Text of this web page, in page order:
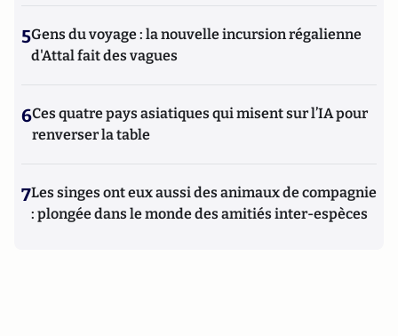
5Gens du voyage : la nouvelle incursion régalienne
d'Attal fait des vagues
6Ces quatre pays asiatiques qui misent sur l’IA pour
renverser la table
7Les singes ont eux aussi des animaux de compagnie
: plongée dans le monde des amitiés inter-espèces